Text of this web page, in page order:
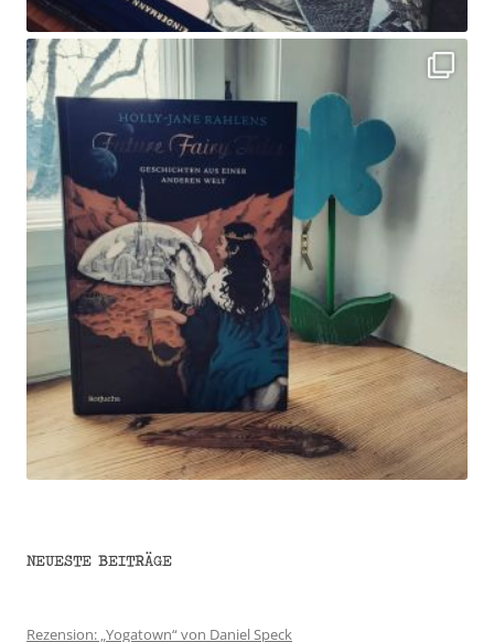
NEUESTE BEITRÄGE
Rezension: „Yogatown“ von Daniel Speck